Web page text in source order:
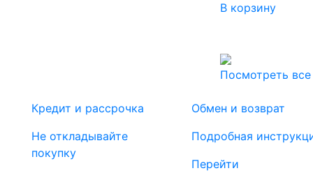
В корзину
Посмотреть все
Кредит и рассрочка
Не откладывайте
покупку
Обмен и возврат
Подробная
Перейти